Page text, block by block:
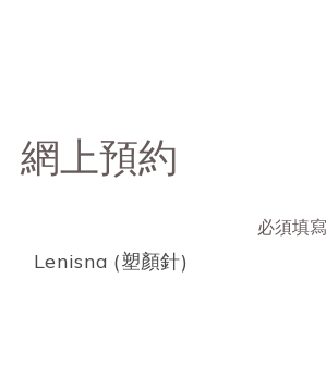
網上預約
必須填
Lenisna (塑顏針)